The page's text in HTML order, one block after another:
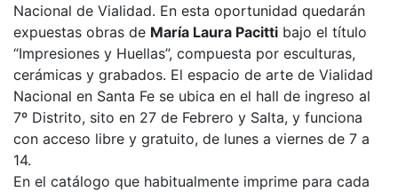
Nacional de Vialidad. En esta oportunidad quedarán
expuestas obras de María Laura Pacitti bajo el título
“Impresiones y Huellas”, compuesta por esculturas,
cerámicas y grabados. El espacio de arte de Vialidad
Nacional en Santa Fe se ubica en el hall de ingreso al
7º Distrito, sito en 27 de Febrero y Salta, y funciona
con acceso libre y gratuito, de lunes a viernes de 7 a
14.
En el catálogo que habitualmente imprime para cada